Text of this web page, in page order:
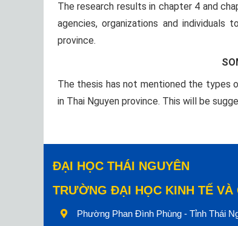
The research results in chapter 4 and
agencies, organizations and
province.
The thesis has not mentioned the types
in Thai Nguyen province. This will be
ĐẠI HỌC THÁI NGUYÊN
TRƯỜNG ĐẠI HỌC KINH TẾ VÀ
Phường Phan Đình Phùng - Tỉnh Thái